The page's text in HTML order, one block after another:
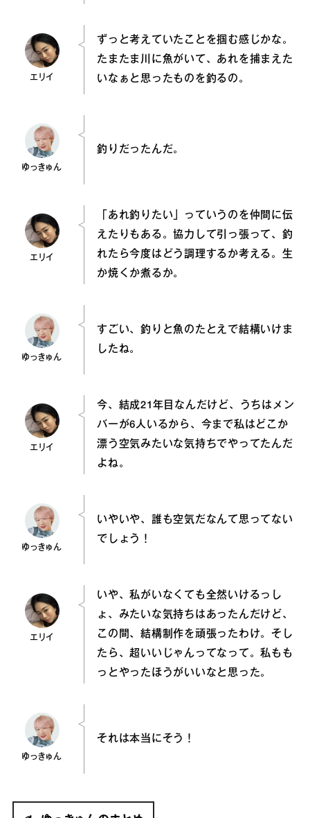
エリイ
ずっと考えていたことを掴む感じかな。
たまたま川に魚がいて、あれを捕まえた
いなぁと思ったものを釣るの。
ゆっきゅん
釣りだったんだ。
エリイ
「あれ釣りたい」っていうのを仲間に伝
えたりもある。協力して引っ張って、釣
れたら今度はどう調理するか考える。生
か焼くか煮るか。
ゆっきゅん
すごい、釣りと魚のたとえで結構いけま
したね。
エリイ
今、結成21年目なんだけど、うちはメン
バーが6人いるから、今まで私はどこか
漂う空気みたいな気持ちでやってたんだ
よね。
ゆっきゅん
いやいや、誰も空気だなんて思ってない
でしょう！
エリイ
いや、私がいなくても全然いけるっし
ょ、みたいな気持ちはあったんだけど、
この間、結構制作を頑張ったわけ。そし
たら、超いいじゃんってなって。私もも
っとやったほうがいいなと思った。
ゆっきゅん
それは本当にそう！